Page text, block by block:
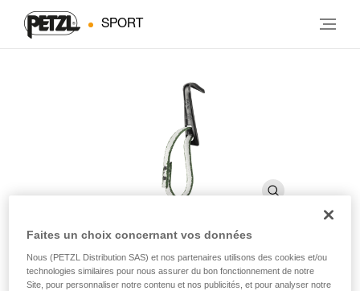
SPORT
REGLETTE
Faites un choix concernant vos données
Nous (PETZL Distribution SAS) et nos partenaires utilisons des cookies et/ou
technologies similaires pour nous assurer du bon fonctionnement de notre
Site, pour personnaliser notre contenu et nos publicités, et pour analyser notre